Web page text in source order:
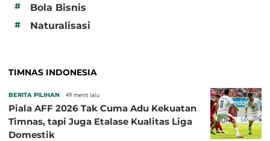
# Bola Bisnis
# Naturalisasi
TIMNAS INDONESIA
BERITA PILIHAN 49 menit lalu
Piala AFF 2026 Tak Cuma Adu Kekuatan
Timnas, tapi Juga Etalase Kualitas Liga
Domestik